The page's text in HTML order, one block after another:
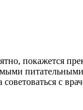
покажется
с